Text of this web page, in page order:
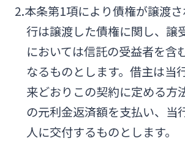
2.本条第1項により債権が譲渡
行は譲渡した債権に関し、譲
においては信託の受益者を含
なるものとします。借主は当
来どおりこの契約に定める方
の元利金返済額を支払い、当
人に交付するものとします。